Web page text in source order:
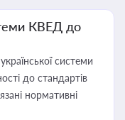
КВЕД до
системи
до стандартів
нормативні